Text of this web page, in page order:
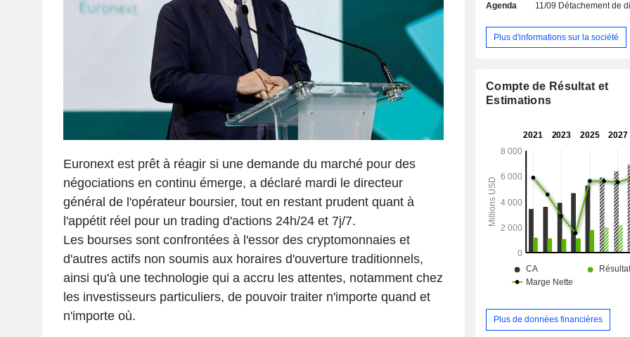
Euronext est prêt à réagir si une demande du marché pour des
négociations en continu émerge, a déclaré mardi le directeur
général de l'opérateur boursier, tout en restant prudent quant à
l'appétit réel pour un trading d'actions 24h/24 et 7j/7.
Les bourses sont confrontées à l'essor des cryptomonnaies et
d'autres actifs non soumis aux horaires d'ouverture traditionnels,
ainsi qu'à une technologie qui a accru les attentes, notamment chez
les investisseurs particuliers, de pouvoir traiter n'importe quand et
n'importe où.
surveillance et de diffusion
Agenda 11/09 Détachement de
Plus d'informations sur la société
Compte de Résultat et
Estimations
Plus de données financières